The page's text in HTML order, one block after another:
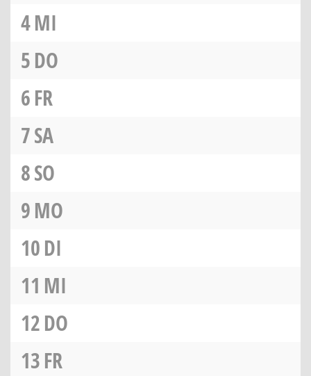
4MI
5DO
6FR
7SA
8SO
9MO
10DI
11 MI
12DO
13FR